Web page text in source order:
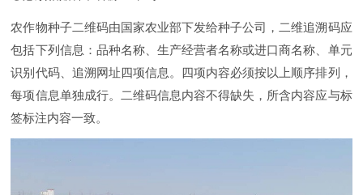
农作物种子二维码由国家农业部下发给种子公司，二维追溯码应
包括下列信息：品种名称、生产经营者名称或进口商名称、单元
识别代码、追溯网址四项信息。四项内容必须按以上顺序排列，
每项信息单独成行。二维码信息内容不得缺失，所含内容应与标
签标注内容一致。